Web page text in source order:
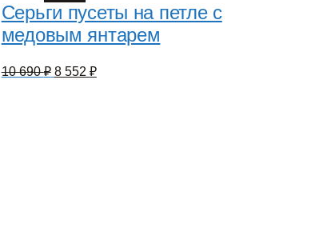
Серьги пусеты на петле с
медовым янтарем
10 690₽ Первоначальная
8 552 ₽Текущая